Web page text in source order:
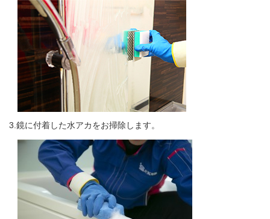
3.鏡に付着した水アカをお掃除します。